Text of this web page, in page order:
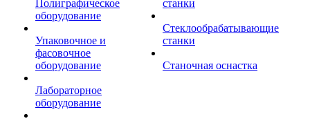
Полиграфическое
оборудование
Упаковочное и
фасовочное
оборудование
Лабораторное
оборудование
станки
Стеклообрабатывающие
станки
Станочная оснастка